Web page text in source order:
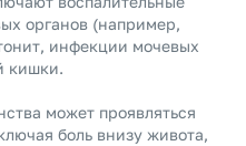
органов (например,
инфекции мочевых
кишки.
может проявляться
боль внизу живота,